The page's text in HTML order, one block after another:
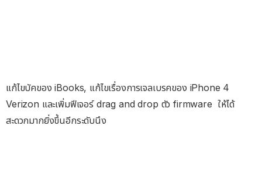
แก้ไขบัคของ iBooks, แก้ไขเรื่องการเจลเบรคของ iPhone 4
Verizon และเพิ่มฟีเจอร์ drag and drop ตัว firmware ให้ได้
สะดวกมากยิ่งขึ้นอีกระดับนึง